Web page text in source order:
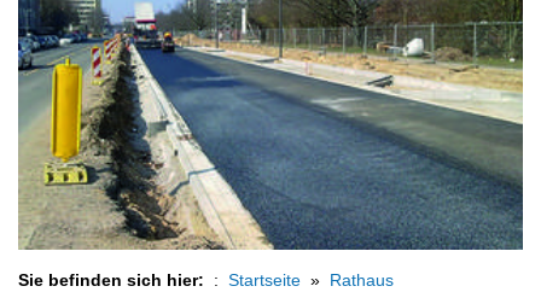
Sie befinden sich hier: Startseite
Rathaus